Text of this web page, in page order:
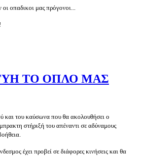
οπαδικοι μας πρόγονοι...
ΤΟ ΟΠΛΟ ΜΑΣ
και του καύσωνα που θα ακολουθήσει ο
στήριξή του απέναντι σε αδύναμους
έχει προβεί σε διάφορες κινήσεις και θα